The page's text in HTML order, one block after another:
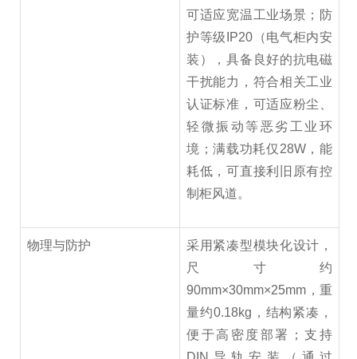
可适应宽温工业场景；防
护等级IP20（电气柜内安
装），具备良好的抗电磁
干扰能力，符合相关工业
认证标准，可适应粉尘、
轻微振动等恶劣工业环
境；满载功耗仅28W，能
耗低，可直接利旧原有控
制柜风道。
物理与防护
采用紧凑型模块化设计，
尺寸约
90mm×30mm×25mm，重
量约0.18kg，结构紧凑，
便于高密度部署；支持